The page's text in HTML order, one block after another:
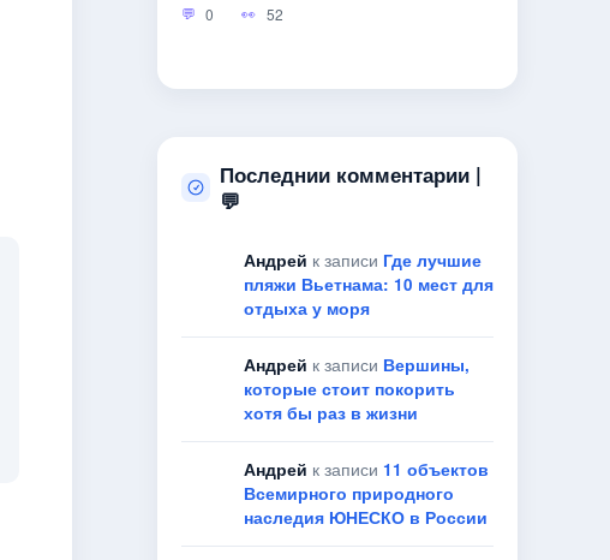
0
52
Последнии комментарии |
💬
Андрей к записи Где лучшие
пляжи Вьетнама: 10 мест для
отдыха у моря
Андрей к записи Вершины,
которые стоит покорить
хотя бы раз в жизни
Андрей к записи 11 объектов
Всемирного природного
наследия ЮНЕСКО в России